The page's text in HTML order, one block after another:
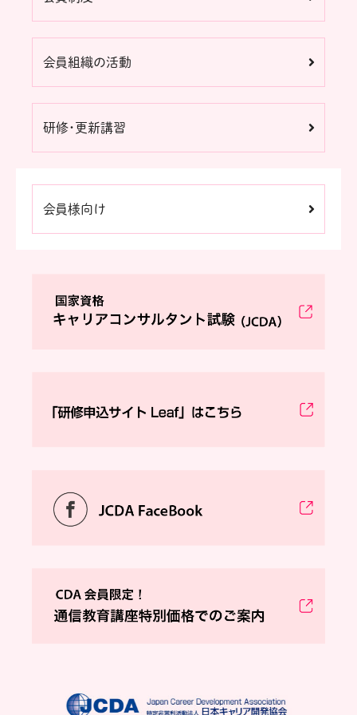
会員組織の活動
研修・更新講習
会員様向け